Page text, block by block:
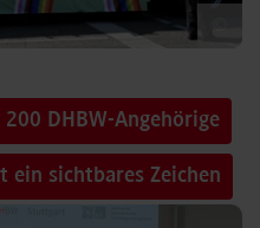
DHBW-Angehörige
ein sichtbares Zeichen